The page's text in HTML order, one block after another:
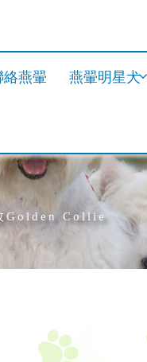
絡燕翬 燕翬明星犬
Golden Collie